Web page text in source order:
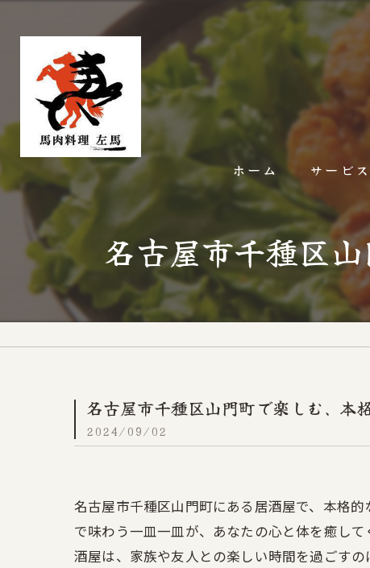
ホーム サービス
名古屋市千種区
名古屋市千種区山門町で楽しむ、本
2024/09/02
名古屋市千種区山門町にある居酒屋で、本格
で味わう一皿一皿が、あなたの心と体を癒し
酒屋は、家族や友人との楽しい時間を過ごす